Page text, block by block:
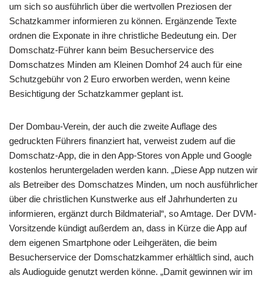
um sich so ausführlich über die wertvollen Preziosen der
Schatzkammer informieren zu können. Ergänzende Texte
ordnen die Exponate in ihre christliche Bedeutung ein. Der
Domschatz-Führer kann beim Besucherservice des
Domschatzes Minden am Kleinen Domhof 24 auch für eine
Schutzgebühr von 2 Euro erworben werden, wenn keine
Besichtigung der Schatzkammer geplant ist.
Der Dombau-Verein, der auch die zweite Auflage des
gedruckten Führers finanziert hat, verweist zudem auf die
Domschatz-App, die in den App-Stores von Apple und Google
kostenlos heruntergeladen werden kann. „Diese App nutzen wir
als Betreiber des Domschatzes Minden, um noch ausführlicher
über die christlichen Kunstwerke aus elf Jahrhunderten zu
informieren, ergänzt durch Bildmaterial“, so Amtage. Der DVM-
Vorsitzende kündigt außerdem an, dass in Kürze die App auf
dem eigenen Smartphone oder Leihgeräten, die beim
Besucherservice der Domschatzkammer erhältlich sind, auch
als Audioguide genutzt werden könne. „Damit gewinnen wir im